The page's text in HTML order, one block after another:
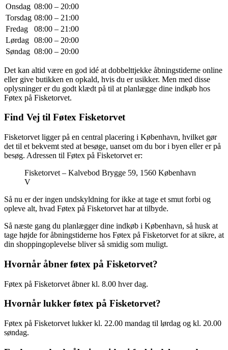
Onsdag 08:00 – 20:00
Torsdag 08:00 – 21:00
Fredag
08:00 – 21:00
Lørdag 08:00 – 20:00
Søndag 08:00 – 20:00
Det kan altid være en god idé at dobbelttjekke åbningstiderne online
eller give butikken en opkald, hvis du er usikker. Men med disse
oplysninger er du godt klædt på til at planlægge dine indkøb hos
Føtex på Fisketorvet.
Find Vej til Føtex Fisketorvet
Fisketorvet ligger på en central placering i København, hvilket gør
det til et bekvemt sted at besøge, uanset om du bor i byen eller er på
besøg. Adressen til Føtex på Fisketorvet er:
Fisketorvet – Kalvebod Brygge 59, 1560 København
V
Så nu er der ingen undskyldning for ikke at tage et smut forbi og
opleve alt, hvad Føtex på Fisketorvet har at tilbyde.
Så næste gang du planlægger dine indkøb i København, så husk at
tage højde for åbningstiderne hos Føtex på Fisketorvet for at sikre, at
din shoppingoplevelse bliver så smidig som muligt.
Hvornår åbner føtex på Fisketorvet?
Føtex på Fisketorvet åbner kl. 8.00 hver dag.
Hvornår lukker føtex på Fisketorvet?
Føtex på Fisketorvet lukker kl. 22.00 mandag til lørdag og kl. 20.00
søndag.